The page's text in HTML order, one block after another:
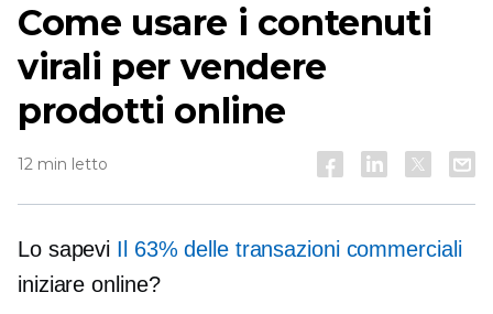
Come usare i contenuti
virali per vendere
prodotti online
12 min letto
Lo sapevi Il 63% delle transazioni commerciali
iniziare online?